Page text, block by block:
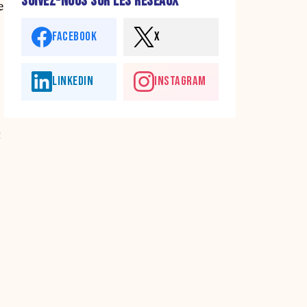
FACEBOOK X
LINKEDIN INSTAGRAM